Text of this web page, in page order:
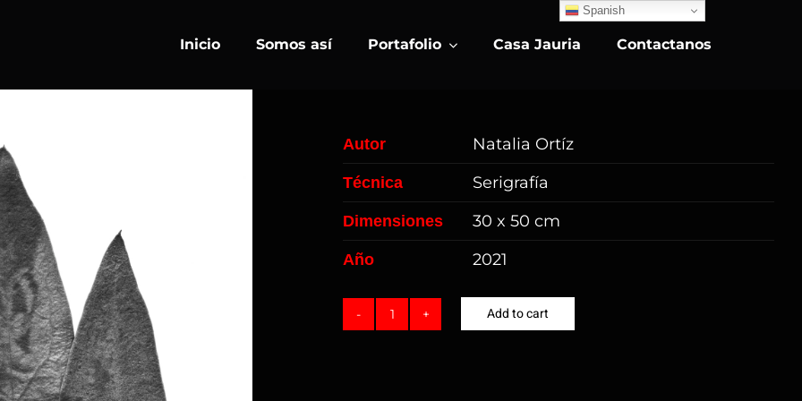
Inicio Somos así Portafolio Casa Jauria Contactanos
Autor Natalia Ortíz
Técnica Serigrafía
Dimensiones 30 x 50 cm
Año 2021
Natalia
Add to cart
Spanish